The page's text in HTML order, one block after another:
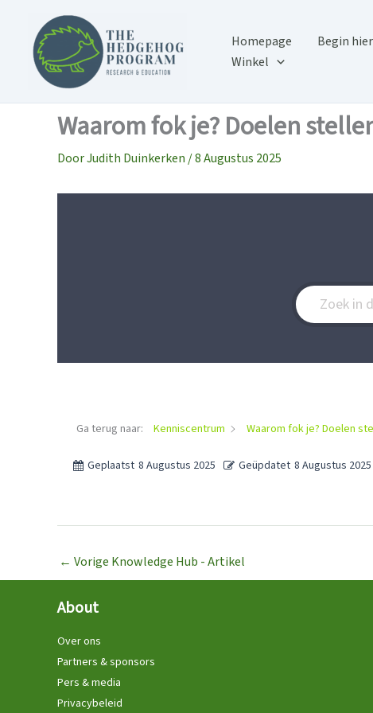
inhoud
Homepage Begin hier
Winkel
Waarom fok je? Doelen
DoorJudith Duinkerken /8 Augustus 2025
Ga terug naar: Kenniscentrum Waarom fok je? Doelen
Geplaatst 8 Augustus 2025 Geüpdatet 8 Augustus 2025
← Vorige Knowledge Hub - Artikel
About
Over ons
Partners & sponsors
Pers & media
Privacybeleid